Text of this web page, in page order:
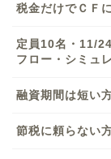
税金だけでＣＦ
定員10名・11/
フロー・シミュ
融資期間は短い
節税に頼らない